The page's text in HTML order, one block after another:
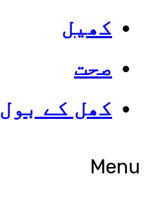
کھیل
صحت
کھل کے بول
Menu